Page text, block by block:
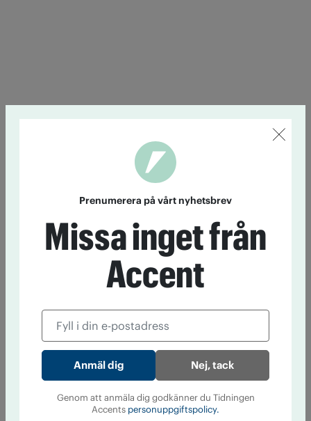
Prenumerera på vårt nyhetsbrev
Missa inget från
Accent
Nej, tack
Genom att anmäla dig godkänner du Tidningen
Accents personuppgiftspolicy.